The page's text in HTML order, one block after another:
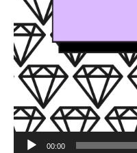
00:00